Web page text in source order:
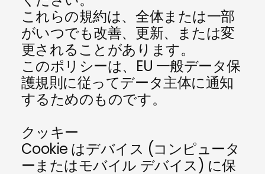
これらの規約は、全体または一部
がいつでも改善、更新、または変
更されることがあります。
このポリシーは、EU 一般データ保
護規則に従ってデータ主体に通知
するためのものです。
クッキー
Cookie はデバイス (コンピュータ
ーまたはモバイル デバイス) に保